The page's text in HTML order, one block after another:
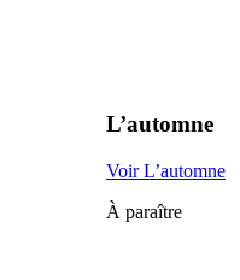
L’automne
Voir L’automne
À paraître